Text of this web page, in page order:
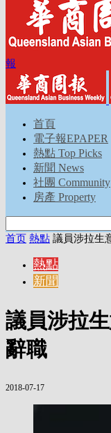
報
首頁
電子報EPAPER
熱點 Top Picks
新聞 News
社團 Community
房產 Property
首页 熱點 議員涉拉生
熱點
新聞
議員涉拉
辭職
2018-07-17